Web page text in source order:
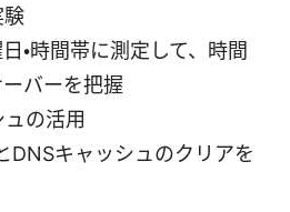
験
・時間帯に測定して、時間
バーを把握
の活用
DNSキャッシュのクリアを